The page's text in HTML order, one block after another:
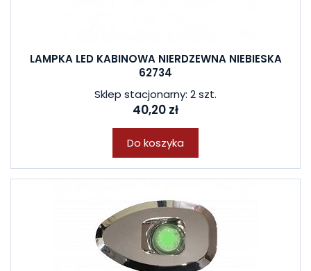
LAMPKA LED KABINOWA NIERDZEWNA NIEBIESKA
62734
Sklep stacjonarny: 2 szt.
40,20 zł
Do koszyka